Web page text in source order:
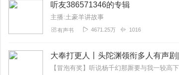
听友386571346的专辑
主播:土豪羊讲故事
有声书 4671.25万 1016
大奉打更人丨头陀渊领衔多人有声